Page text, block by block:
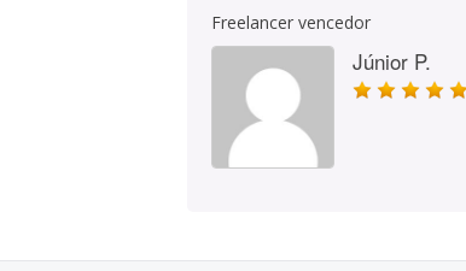
Freelancer vencedor
Júnior P.